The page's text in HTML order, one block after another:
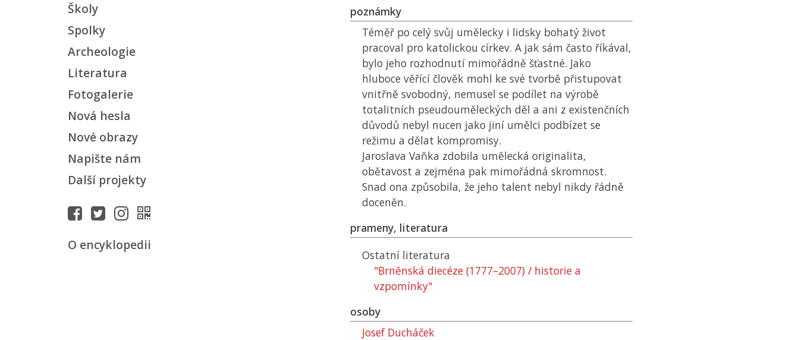
Školy
Spolky
Archeologie
Literatura
Fotogalerie
Nová hesla
Nové obrazy
Napište nám
Další projekty
O encyklopedii
poznámky
Téměř po celý svůj umělecky i lidsky bohatý život
pracoval pro katolickou církev. A jak sám často říkával,
bylo jeho rozhodnutí mimořádně šťastné. Jako
hluboce věřící člověk mohl ke své tvorbě přistupovat
vnitřně svobodný, nemusel se podílet na výrobě
totalitních pseudouměleckých děl a ani z existenčních
důvodů nebyl nucen jako jiní umělci podbízet se
režimu a dělat kompromisy.
Jaroslava Vaňka zdobila umělecká originalita,
obětavost a zejména pak mimořádná skromnost.
Snad ona způsobila, že jeho talent nebyl nikdy řádně
doceněn.
prameny, literatura
Ostatní literatura
"Brněnská diecéze (1777–2007) / historie a
vzpomínky"
osoby
Josef Ducháček